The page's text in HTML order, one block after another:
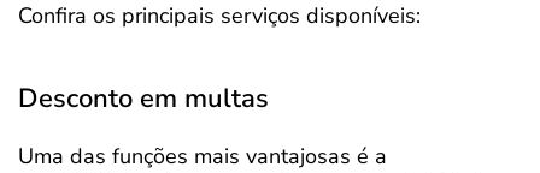
Confira os principais serviços disponíveis:
Desconto em multas
Uma das funções mais vantajosas é a